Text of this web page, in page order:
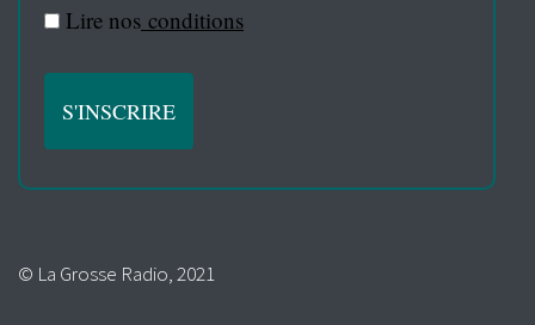
Lire nos conditions
© La Grosse Radio, 2021